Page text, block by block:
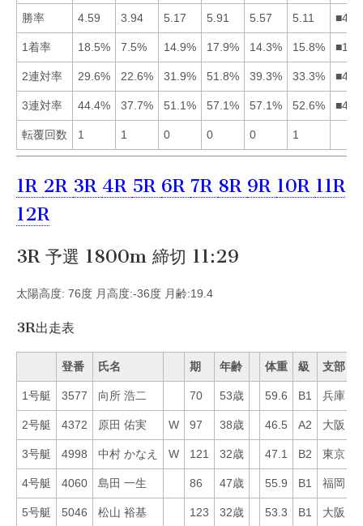
勝率 4.59 3.94 5.17 5.91 5.57 5.11
1着率 18.5% 7.5% 14.9% 17.9% 14.3% 15.8%
2連対率 29.6% 22.6% 31.9% 51.8% 39.3% 33.3%
3連対率 44.4% 37.7% 51.1% 57.1% 57.1% 52.6%
転覆回数 1 1 0 0 0 1
1R 2R 3R 4R 5R 6R 7R 8R 9R 10R 11R
12R
3R 予選 1800m 締切 11:29
太陽高度: 76度 月高度:-36度 月齢:19.4
3R出走表
登番 氏名 期 年齢 体重 級 支部
1号艇 3577 向所 浩二 70 53歳 59.6 B1 兵庫
2号艇 4372 原田 佑実 W 97 38歳 46.5 A2 大阪
3号艇 4998 中村 かなえ W 121 32歳 47.1 B2 東京
4号艇 4060 島田 一生 86 47歳 55.9 B1 福岡
5号艇 5046 松山 裕基 123 32歳 53.3 B1 大阪